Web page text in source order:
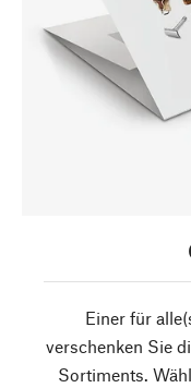
Einer für
verschenken Sie
Sortiments.